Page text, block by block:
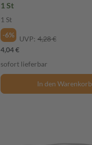
1 St
1 St
-6%
UVP: 4,28 €
4,04 €
sofort lieferbar
In den Warenkorb